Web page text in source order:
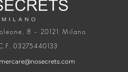
8 – 20121 Milano
03275440133